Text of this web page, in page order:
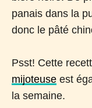
panais dans la
donc le pâté
Psst! Cette
mijoteuse est
la semaine.